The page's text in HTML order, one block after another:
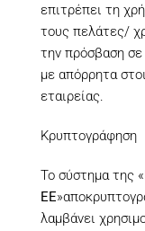
επιτρέπει τη
τους πελάτες/
την πρόσβαση
με απόρρητα
εταιρείας.
Κρυπτογράφηση
Το σύστημα της «
ΕΕ
λαμβάνει